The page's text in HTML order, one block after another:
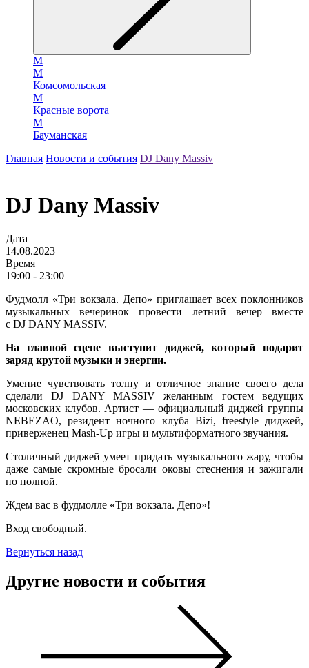
М
М
Комсомольская
М
Красные ворота
М
Бауманская
Главная Новости и события DJ Dany Massiv
DJ Dany Massiv
Дата
14.08.2023
Время
19:00 - 23:00
Фудмолл «Три вокзала. Депо» приглашает всех поклонников
музыкальных вечеринок провести летний вечер вместе
с DJ DANY MASSIV.
На главной сцене выступит диджей, который подарит
заряд крутой музыки и энергии.
Умение чувствовать толпу и отличное знание своего дела
сделали DJ DANY MASSIV желанным гостем ведущих
московских клубов. Артист — официальный диджей группы
NEBEZAO, резидент ночного клуба Bizi, freestyle диджей,
приверженец Mash-Up игры и мультиформатного звучания.
Столичный диджей умеет придать музыкального жару, чтобы
даже самые скромные бросали оковы стеснения и зажигали
по полной.
Ждем вас в фудмолле «Три вокзала. Депо»!
Вход свободный.
Вернуться назад
Другие новости и события